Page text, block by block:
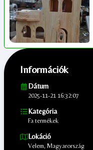
Információk
Dátum
2025-11-21 16:32:07
Kategória
Fa termékek
Lokáció
Velem, Magyarország